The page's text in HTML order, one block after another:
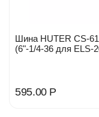
Шина HUTER CS-61
(6"-1/4-36 для ELS-
595.00 Р